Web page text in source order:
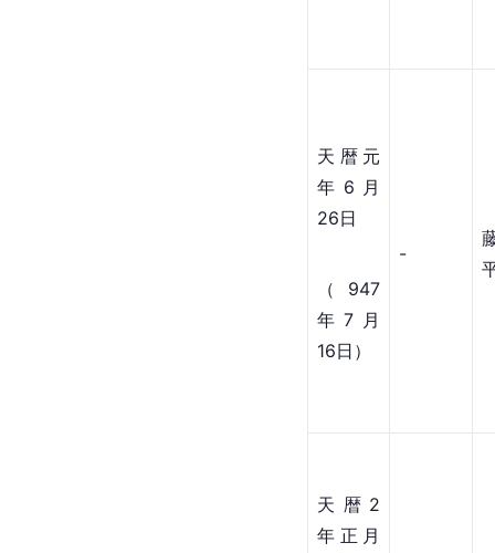
天暦元
年6月
26日
（947
年7月
16日）
-
天暦2
年正月